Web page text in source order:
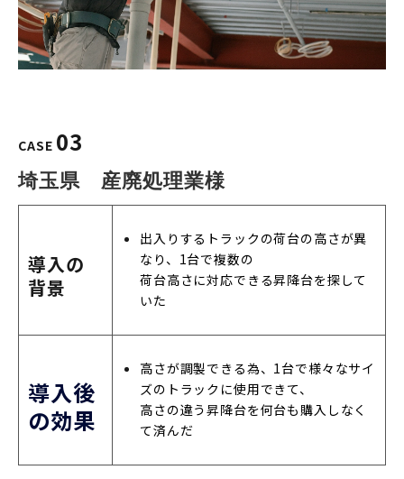
CASE 03
埼玉県　産廃処理業様
導入の
背景
出入りするトラックの荷台の高さが異
なり、1台で複数の
荷台高さに対応できる昇降台を探して
いた
導入後
の効果
高さが調製できる為、1台で様々なサイ
ズのトラックに使用できて、
高さの違う昇降台を何台も購入しなく
て済んだ